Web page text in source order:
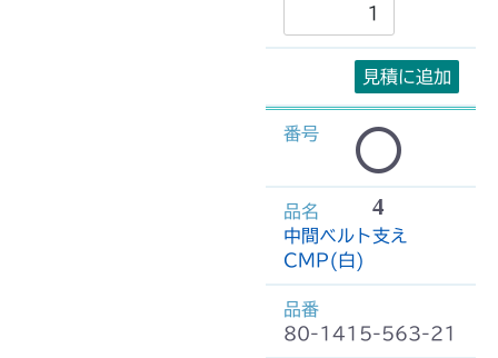
見積に追加
4
中間ベルト支え
CMP(白)
80-1415-563-21